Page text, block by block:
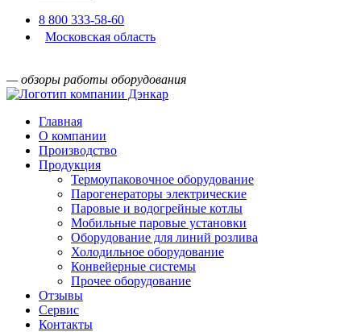
8 800 333-58-60
Московская область
— обзоры работы оборудования
Главная
О компании
Производство
Продукция
Термоупаковочное оборудование
Парогенераторы электрические
Паровые и водогрейные котлы
Мобильные паровые установки
Оборудование для линий розлива
Холодильное оборудование
Конвейерные системы
Прочее оборудование
Отзывы
Сервис
Контакты